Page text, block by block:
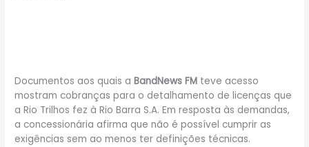
Documentos aos quais aBandNews FM teve acesso
mostram cobranças para o detalhamento de licenças que
a Rio Trilhos fez à Rio Barra S.A. Em resposta às demandas,
a concessionária afirma que não é possível cumprir as
exigências sem ao menos ter definições técnicas.